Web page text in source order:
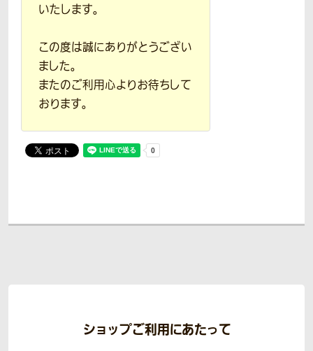
いたします。
この度は誠にありがとうござい
ました。
またのご利用心よりお待ちして
おります。
ショップご利用にあたって